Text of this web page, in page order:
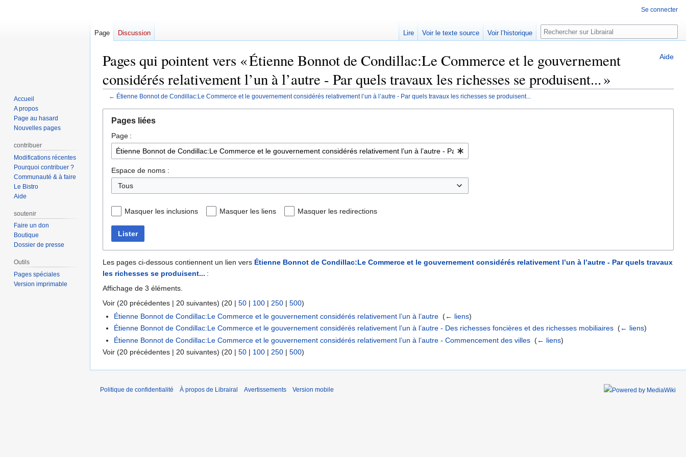
Aide
Pages qui pointent vers « Étienne Bonnot de Condillac:Le Commerce et le gouvernement
considérés relativement l’un à l’autre - Par quels travaux les richesses se produisent... »
← Étienne Bonnot de Condillac:Le Commerce et le gouvernement considérés relativement l’un à l’autre - Par quels travaux les richesses se produisent...
navigation
recherche
Pages liées
Page :
Espace de noms :
Tous
Masquer les inclusions Masquer les liens Masquer les redirections
Lister
Les pages ci-dessous contiennent un lien vers Étienne Bonnot de Condillac:Le Commerce et le gouvernement considérés relativement l’un à l’autre - Par quels travaux
les richesses se produisent... :
Affichage de 3 éléments.
Voir (20 précédentes | 20 suivantes) (20 | 50 | 100 | 250 | 500)
Étienne Bonnot de Condillac:Le Commerce et le gouvernement considérés relativement l’un à l’autre ‎(← liens)
Étienne Bonnot de Condillac:Le Commerce et le gouvernement considérés relativement l’un à l’autre - Des richesses foncières et des richesses mobiliaires ‎(← liens)
Étienne Bonnot de Condillac:Le Commerce et le gouvernement considérés relativement l’un à l’autre - Commencement des villes ‎(← liens)
Voir (20 précédentes | 20 suivantes) (20 | 50 | 100 | 250 | 500)
Se connecter
Page Discussion Lire Voir le texte source Voir l’historique Rechercher
Accueil
A propos
Page au hasard
Nouvelles pages
contribuer
Modifications récentes
Pourquoi contribuer ?
Communauté & à faire
Le Bistro
Aide
soutenir
Faire un don
Boutique
Dossier de presse
Outils
Pages spéciales
Version imprimable
Politique de confidentialité À propos de Librairal Avertissements Version mobile